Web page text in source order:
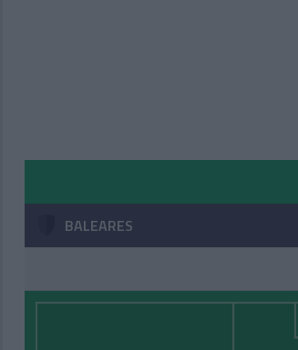
BALEARES